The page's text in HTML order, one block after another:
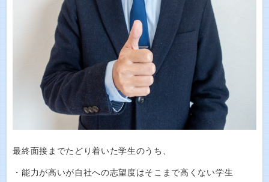
最終面接までたどり着いた学生のうち、
・能力が高いが自社への志望度はそこまで高くない学生